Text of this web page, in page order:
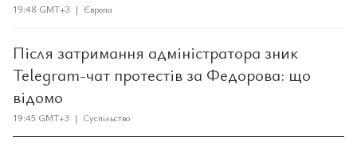
19:48 GMT+3 | Європа
Після затримання адміністратора зник
Telegram-чат протестів за Федорова: що
відомо
19:45 GMT+3 | Суспільство